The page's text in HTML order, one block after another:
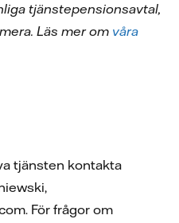
tjänstepensionsavtal,
Läs mer om våra
tjänsten kontakta
För frågor om